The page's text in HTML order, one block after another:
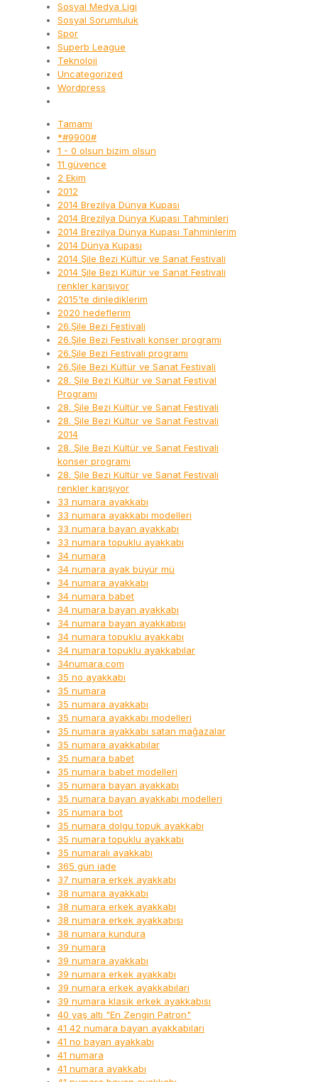
Sosyal Medya Ligi
Sosyal Sorumluluk
Spor
Superb League
Teknoloji
Uncategorized
Wordpress
Tamamı
*#9900#
1 - 0 olsun bizim olsun
11 güvence
2 Ekim
2012
2014 Brezilya Dünya Kupası
2014 Brezilya Dünya Kupası Tahminleri
2014 Brezilya Dünya Kupası Tahminlerim
2014 Dünya Kupası
2014 Şile Bezi Kültür ve Sanat Festivali
2014 Şile Bezi Kültür ve Sanat Festivali
renkler karışıyor
2015'te dinlediklerim
2020 hedeflerim
26.Şile Bezi Festivali
26.Şile Bezi Festivali konser programı
26.Şile Bezi Festivali programı
26.Şile Bezi Kültür ve Sanat Festivali
28. Şile Bezi Kültür ve Sanat Festival
Programı
28. Şile Bezi Kültür ve Sanat Festivali
28. Şile Bezi Kültür ve Sanat Festivali
2014
28. Şile Bezi Kültür ve Sanat Festivali
konser programı
28. Şile Bezi Kültür ve Sanat Festivali
renkler karışıyor
33 numara ayakkabı
33 numara ayakkabı modelleri
33 numara bayan ayakkabı
33 numara topuklu ayakkabı
34 numara
34 numara ayak büyür mü
34 numara ayakkabı
34 numara babet
34 numara bayan ayakkabı
34 numara bayan ayakkabısı
34 numara topuklu ayakkabı
34 numara topuklu ayakkabılar
34numara.com
35 no ayakkabı
35 numara
35 numara ayakkabı
35 numara ayakkabı modelleri
35 numara ayakkabı satan mağazalar
35 numara ayakkabılar
35 numara babet
35 numara babet modelleri
35 numara bayan ayakkabı
35 numara bayan ayakkabı modelleri
35 numara bot
35 numara dolgu topuk ayakkabı
35 numara topuklu ayakkabı
35 numaralı ayakkabı
365 gün iade
37 numara erkek ayakkabı
38 numara ayakkabı
38 numara erkek ayakkabı
38 numara erkek ayakkabısı
38 numara kundura
39 numara
39 numara ayakkabı
39 numara erkek ayakkabı
39 numara erkek ayakkabıları
39 numara klasik erkek ayakkabısı
40 yaş altı "En Zengin Patron"
41 42 numara bayan ayakkabıları
41 no bayan ayakkabı
41 numara
41 numara ayakkabı